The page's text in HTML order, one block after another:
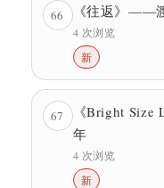
66 《往返》——
4 次浏览
新
67
《Bright Size
年
4 次浏览
新